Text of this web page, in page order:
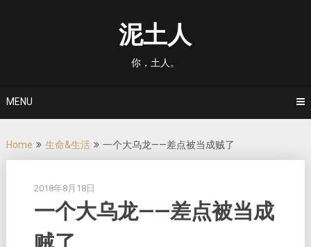
泥土人
你，土人。
MENU
Home 生命&生活 一个大乌龙——差点被当成贼了
2018年8月18日
一个大乌龙——差点被当成